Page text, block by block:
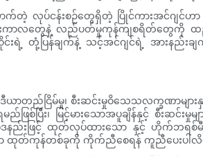
က်တဲ့ လုပ်ငန်းစဉ်တွေရှိတဲ့ ပြိုင်ကားအင်ဂျင်
ကြားကာလတွေနဲ့ လည်ပတ်မှုကုန်ကျစရိတ်တွေကို
န်ချက်နဲ့ သင့်အင်ဂျင်ရဲ့ အားနည်းချက်
တည်ငြိမ်မှု၊ စီးဆင်းမှုဝိသေသလက္ခဏာမျ
ြစ်ပြီး၊ မြင့်မားသောအပူချိန်နှင့် စီး
ဖြင့် ထုတ်လုပ်ထားသော နှင့် ဟိုက်ဘရစ်မီဒီယ
သော ထုတ်ကုန်တစ်ခုကို ကိုက်ညီစေရန် ကူညီပေးပါ